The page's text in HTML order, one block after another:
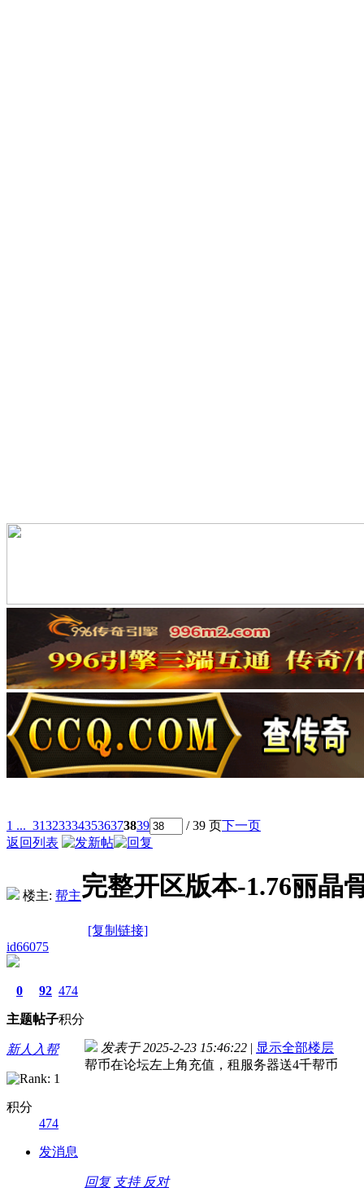
1 ... 313233343536373839 / 39 页下一页
返回列表
楼主: 帮主完整开区版本-1.76丽晶
[复制链接]
id66075
0
主题
92
帖子
474
积分
新人入帮
积分
474
发消息
发表于 2025-2-23 15:46:22 | 显示全部楼层
帮币在论坛左上角充值，租服务器送4千帮币
回复 支持 反对